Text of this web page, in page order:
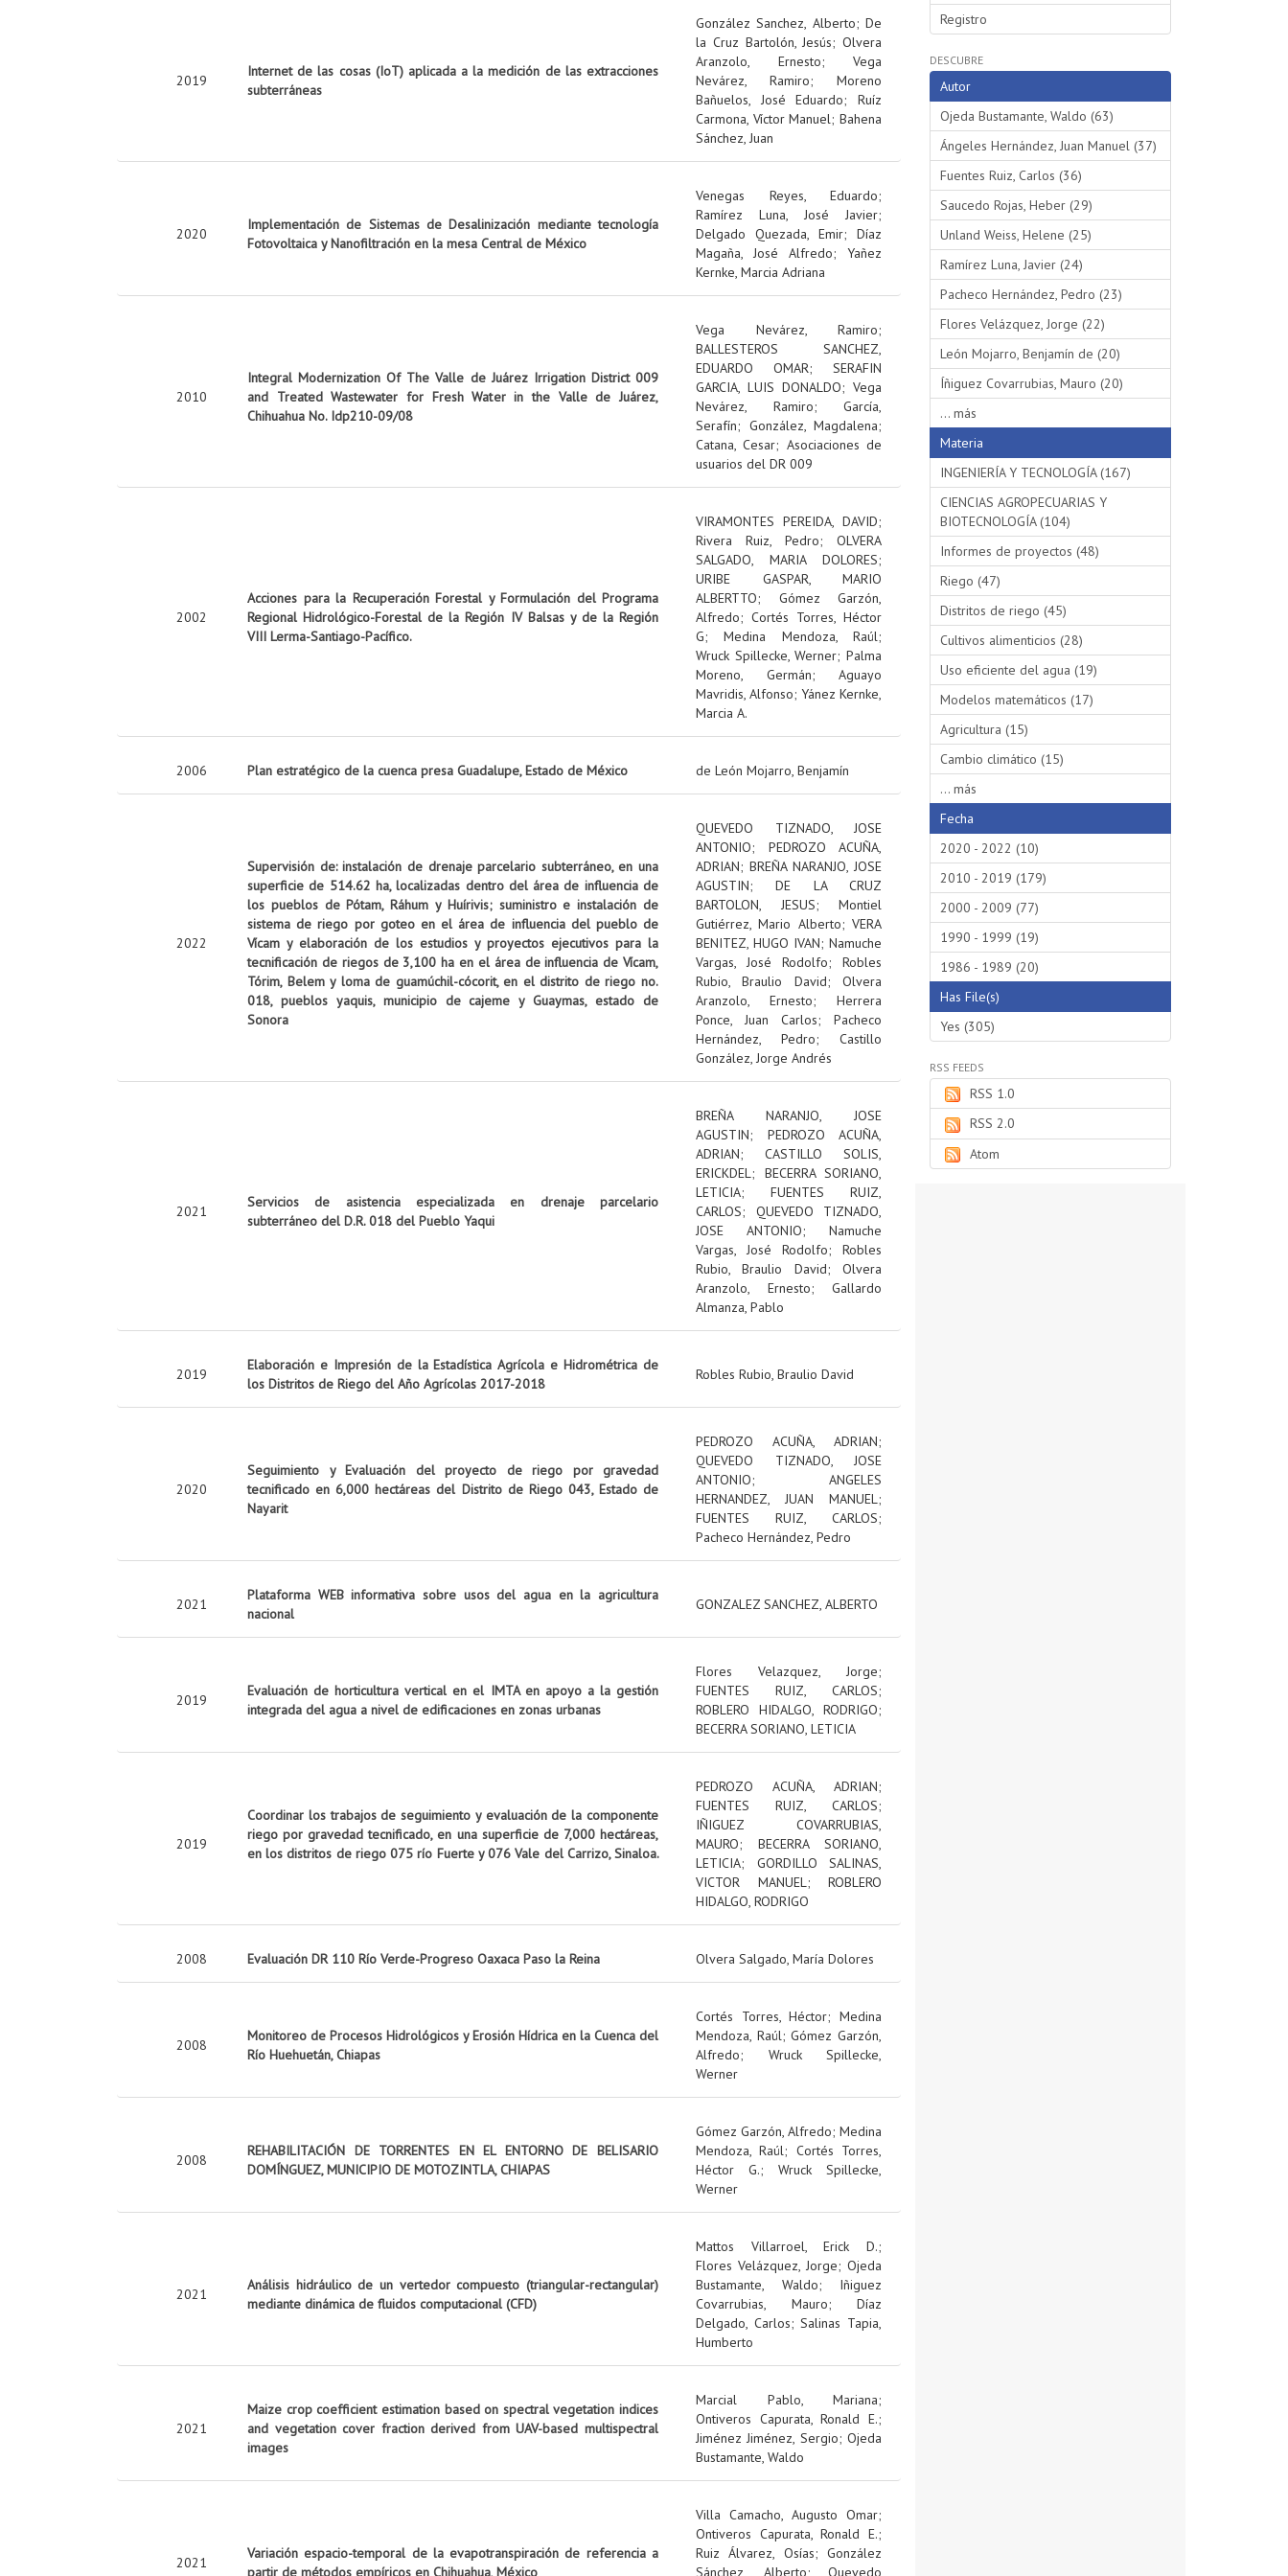
2019
Internet de las cosas (IoT) aplicada a la medición de las extracciones
subterráneas
González Sanchez, Alberto;De
la Cruz Bartolón, Jesús; Olvera
Aranzolo, Ernesto; Vega
Nevárez, Ramiro; Moreno
Bañuelos, José Eduardo;Ruíz
Carmona, Víctor Manuel;Bahena
Sánchez, Juan
2020
Implementación de Sistemas de Desalinización mediante tecnología
Fotovoltaica y Nanofiltración en la mesa Central de México
Venegas Reyes, Eduardo;
Ramírez Luna, José Javier;
Delgado Quezada, Emir; Díaz
Magaña, José Alfredo; Yañez
Kernke, Marcia Adriana
2010
Integral Modernization Of The Valle de Juárez Irrigation District 009
and Treated Wastewater for Fresh Water in the Valle de Juárez,
Chihuahua No. Idp210-09/08
Vega Nevárez, Ramiro;
BALLESTEROS SANCHEZ,
EDUARDO OMAR; SERAFIN
GARCIA, LUIS DONALDO; Vega
Nevárez, Ramiro; García,
Serafín; González, Magdalena;
Catana, Cesar; Asociaciones de
usuarios del DR 009
2002
Acciones para la Recuperación Forestal y Formulación del Programa
Regional Hidrológico-Forestal de la Región IV Balsas y de la Región
VIII Lerma-Santiago-Pacífico.
VIRAMONTES PEREIDA, DAVID;
Rivera Ruiz, Pedro; OLVERA
SALGADO, MARIA DOLORES;
URIBE GASPAR, MARIO
ALBERTTO; Gómez Garzón,
Alfredo; Cortés Torres, Héctor
G;Medina Mendoza, Raúl;
Wruck Spillecke, Werner;Palma
Moreno, Germán; Aguayo
Mavridis, Alfonso; Yánez Kernke,
Marcia A.
2006 Plan estratégico de la cuenca presa Guadalupe, Estado de México de León Mojarro, Benjamín
2022
Supervisión de: instalación de drenaje parcelario subterráneo, en una
superficie de 514.62 ha, localizadas dentro del área de influencia de
los pueblos de Pótam, Ráhum y Huírivis; suministro e instalación de
sistema de riego por goteo en el área de influencia del pueblo de
Vícam y elaboración de los estudios y proyectos ejecutivos para la
tecnificación de riegos de 3,100 ha en el área de influencia de Vícam,
Tórim, Belem y loma de guamúchil-cócorit, en el distrito de riego no.
018, pueblos yaquis, municipio de cajeme y Guaymas, estado de
Sonora
QUEVEDO TIZNADO, JOSE
ANTONIO; PEDROZO ACUÑA,
ADRIAN; BREÑA NARANJO, JOSE
AGUSTIN;DE LA CRUZ
BARTOLON, JESUS; Montiel
Gutiérrez, Mario Alberto;VERA
BENITEZ, HUGO IVAN; Namuche
Vargas, José Rodolfo; Robles
Rubio, Braulio David;Olvera
Aranzolo, Ernesto; Herrera
Ponce, Juan Carlos; Pacheco
Hernández, Pedro; Castillo
González, Jorge Andrés
2021
Servicios de asistencia especializada en drenaje parcelario
subterráneo del D.R. 018 del Pueblo Yaqui
BREÑA NARANJO, JOSE
AGUSTIN; PEDROZO ACUÑA,
ADRIAN; CASTILLO SOLIS,
ERICKDEL; BECERRA SORIANO,
LETICIA; FUENTES RUIZ,
CARLOS; QUEVEDO TIZNADO,
JOSE ANTONIO; Namuche
Vargas, José Rodolfo; Robles
Rubio, Braulio David;Olvera
Aranzolo, Ernesto; Gallardo
Almanza, Pablo
2019
Elaboración e Impresión de la Estadística Agrícola e Hidrométrica de
los Distritos de Riego del Año Agrícolas 2017-2018
Robles Rubio, Braulio David
2020
Seguimiento y Evaluación del proyecto de riego por gravedad
tecnificado en 6,000 hectáreas del Distrito de Riego 043, Estado de
Nayarit
PEDROZO ACUÑA, ADRIAN;
QUEVEDO TIZNADO, JOSE
ANTONIO; ANGELES
HERNANDEZ, JUAN MANUEL;
FUENTES RUIZ, CARLOS;
Pacheco Hernández, Pedro
2021
Plataforma WEB informativa sobre usos del agua en la agricultura
nacional
GONZALEZ SANCHEZ, ALBERTO
2019
Evaluación de horticultura vertical en el IMTA en apoyo a la gestión
integrada del agua a nivel de edificaciones en zonas urbanas
Flores Velazquez, Jorge;
FUENTES RUIZ, CARLOS;
ROBLERO HIDALGO, RODRIGO;
BECERRA SORIANO, LETICIA
2019
Coordinar los trabajos de seguimiento y evaluación de la componente
riego por gravedad tecnificado, en una superficie de 7,000 hectáreas,
en los distritos de riego 075 río Fuerte y 076 Vale del Carrizo, Sinaloa.
PEDROZO ACUÑA, ADRIAN;
FUENTES RUIZ, CARLOS;
IÑIGUEZ COVARRUBIAS,
MAURO; BECERRA SORIANO,
LETICIA; GORDILLO SALINAS,
VICTOR MANUEL; ROBLERO
HIDALGO, RODRIGO
2008 Evaluación DR 110 Río Verde-Progreso Oaxaca Paso la Reina Olvera Salgado, María Dolores
2008
Monitoreo de Procesos Hidrológicos y Erosión Hídrica en la Cuenca del
Río Huehuetán, Chiapas
Cortés Torres, Héctor;Medina
Mendoza, Raúl;Gómez Garzón,
Alfredo; Wruck Spillecke,
Werner
2008
REHABILITACIÓN DE TORRENTES EN EL ENTORNO DE BELISARIO
DOMÍNGUEZ, MUNICIPIO DE MOTOZINTLA, CHIAPAS
Gómez Garzón, Alfredo; Medina
Mendoza, Raúl; Cortés Torres,
Héctor G.; Wruck Spillecke,
Werner
2021
Análisis hidráulico de un vertedor compuesto (triangular-rectangular)
mediante dinámica de fluidos computacional (CFD)
Mattos Villarroel, Erick D.;
Flores Velázquez, Jorge; Ojeda
Bustamante, Waldo; Iñiguez
Covarrubias, Mauro; Díaz
Delgado, Carlos;Salinas Tapia,
Humberto
2021
Maize crop coefficient estimation based on spectral vegetation indices
and vegetation cover fraction derived from UAV-based multispectral
images
Marcial Pablo, Mariana;
Ontiveros Capurata, Ronald E.;
Jiménez Jiménez, Sergio;Ojeda
Bustamante, Waldo
2021
Variación espacio-temporal de la evapotranspiración de referencia a
partir de métodos empíricos en Chihuahua, México
Villa Camacho, Augusto Omar;
Ontiveros Capurata, Ronald E.;
Ruiz Álvarez, Osías;González
Sánchez, Alberto; Quevedo
Registro
DESCUBRE
Autor
Ojeda Bustamante, Waldo (63)
Ángeles Hernández, Juan Manuel (37)
Fuentes Ruiz, Carlos (36)
Saucedo Rojas, Heber (29)
Unland Weiss, Helene (25)
Ramírez Luna, Javier (24)
Pacheco Hernández, Pedro (23)
Flores Velázquez, Jorge (22)
León Mojarro, Benjamín de (20)
Íñiguez Covarrubias, Mauro (20)
... más
Materia
INGENIERÍA Y TECNOLOGÍA (167)
CIENCIAS AGROPECUARIAS Y
BIOTECNOLOGÍA (104)
Informes de proyectos (48)
Riego (47)
Distritos de riego (45)
Cultivos alimenticios (28)
Uso eficiente del agua (19)
Modelos matemáticos (17)
Agricultura (15)
Cambio climático (15)
... más
Fecha
2020 - 2022 (10)
2010 - 2019 (179)
2000 - 2009 (77)
1990 - 1999 (19)
1986 - 1989 (20)
Has File(s)
Yes (305)
RSS FEEDS
RSS 1.0
RSS 2.0
Atom